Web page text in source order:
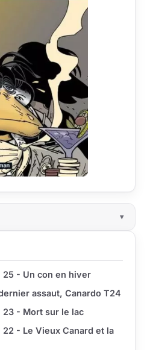
25 - Un con en hiver
assaut, Canardo T24
23 - Mort sur le lac
22 - Le Vieux Canard et la